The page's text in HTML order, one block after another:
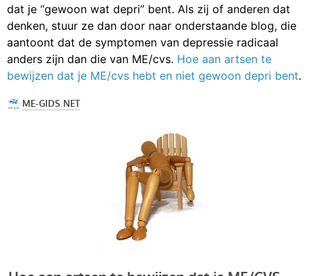
dat je “gewoon wat depri” bent. Als zij of anderen dat
denken, stuur ze dan door naar onderstaande blog, die
aantoont dat de symptomen van depressie radicaal
anders zijn dan die van ME/cvs. Hoe aan artsen te
bewijzen dat je ME/cvs hebt en niet gewoon depri bent.